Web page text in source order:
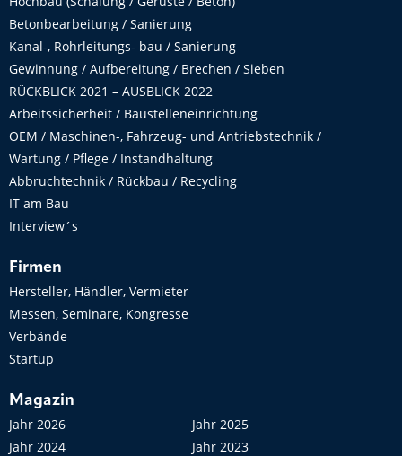
Betonbearbeitung / Sanierung
Kanal-, Rohrleitungs- bau / Sanierung
Gewinnung / Aufbereitung / Brechen / Sieben
RÜCKBLICK 2021 – AUSBLICK 2022
Arbeitssicherheit / Baustelleneinrichtung
OEM / Maschinen-, Fahrzeug- und Antriebstechnik /
Wartung / Pflege / Instandhaltung
Abbruchtechnik / Rückbau / Recycling
IT am Bau
Interview´s
Firmen
Hersteller, Händler, Vermieter
Messen, Seminare, Kongresse
Verbände
Startup
Magazin
Jahr 2026
Jahr 2025
Jahr 2024
Jahr 2023